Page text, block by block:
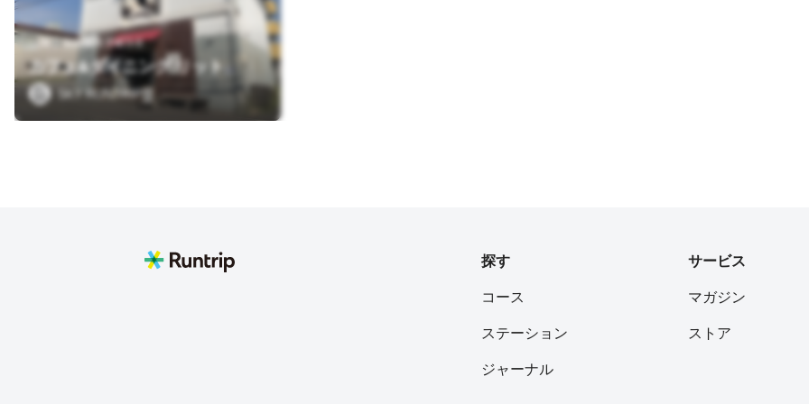
北海道函館市大手町3-8
カフェ&ダイニング リット
SKY RUNTRIP
探す
コース
ステーション
ジャーナル
サービス
マガジン
ストア